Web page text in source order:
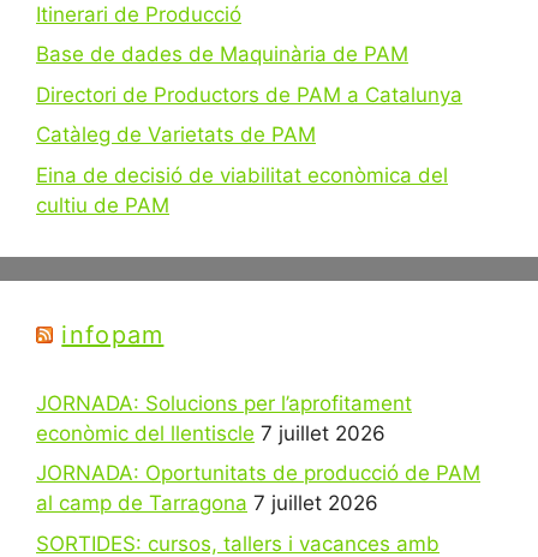
Itinerari de Producció
Base de dades de Maquinària de PAM
Directori de Productors de PAM a Catalunya
Catàleg de Varietats de PAM
Eina de decisió de viabilitat econòmica del
cultiu de PAM
infopam
JORNADA: Solucions per l’aprofitament
econòmic del llentiscle 7 juillet 2026
JORNADA: Oportunitats de producció de PAM
al camp de Tarragona 7 juillet 2026
SORTIDES: cursos, tallers i vacances amb